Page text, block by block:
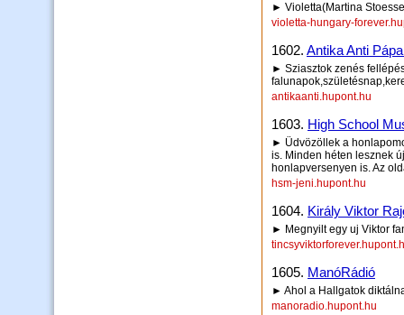
► Violetta(Martina
violetta-hungary-
1602. Antika Anti
► Sziasztok zenés
antikaanti.hupont.hu
1603. High School
► Üdvözöllek a
is. Minden héten lesznek
honlapversenyen is. Az
hsm-jeni.hupont.hu
1604. Király Viktor
► Megnyilt egy uj Viktor
1605. ManóRádió
► Ahol a Hallgatok
manoradio.hupont.hu